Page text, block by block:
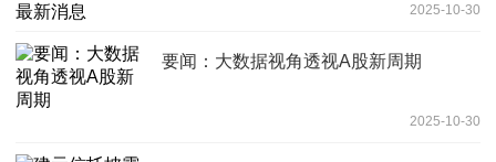
2025-10-30
要闻：大数据视角透视A股新周期
2025-10-30